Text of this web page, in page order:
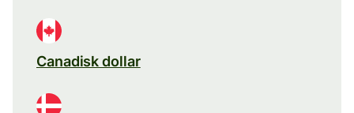
Canadisk dollar